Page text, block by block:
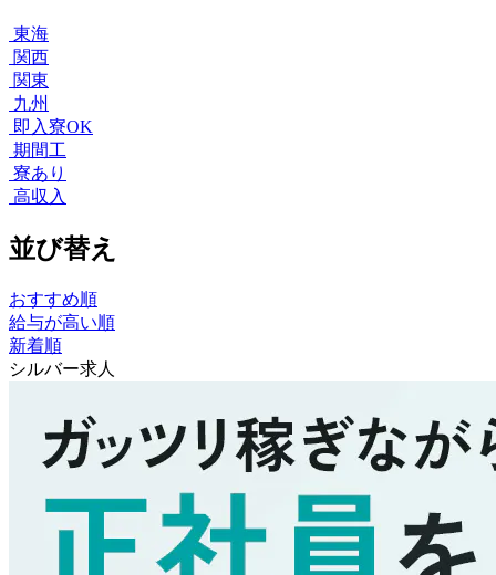
東海
関西
関東
九州
即入寮OK
期間工
寮あり
高収入
並び替え
おすすめ順
給与が高い順
新着順
シルバー求人